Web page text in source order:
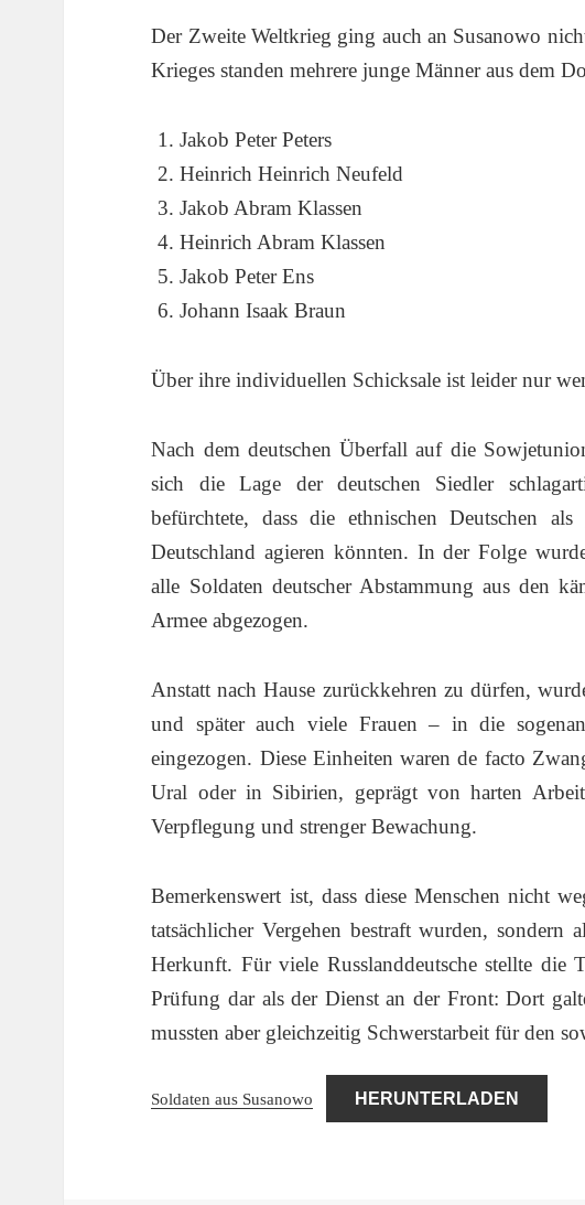
Der Zweite Weltkrieg ging auch an Susanowo
Krieges standen mehrere junge Männer aus dem
Jakob Peter Peters
Heinrich Heinrich Neufeld
Jakob Abram Klassen
Heinrich Abram Klassen
Jakob Peter Ens
Johann Isaak Braun
Über ihre individuellen Schicksale ist leider nur
Nach dem deutschen Überfall auf die
sich die Lage der deutschen Siedler
befürchtete, dass die ethnischen Deutschen
Deutschland agieren könnten. In der Folge
alle Soldaten deutscher Abstammung aus den
Armee abgezogen.
Anstatt nach Hause zurückkehren zu dürfen,
und später auch viele Frauen – in die
eingezogen. Diese Einheiten waren de facto
Ural oder in Sibirien, geprägt von harten
Verpflegung und strenger Bewachung.
Bemerkenswert ist, dass diese Menschen nicht
tatsächlicher Vergehen bestraft wurden, sondern
Herkunft. Für viele Russlanddeutsche stellte die
Prüfung dar als der Dienst an der Front: Dort
mussten aber gleichzeitig Schwerstarbeit für den
Soldaten aus Susanowo HERUNTERLADEN